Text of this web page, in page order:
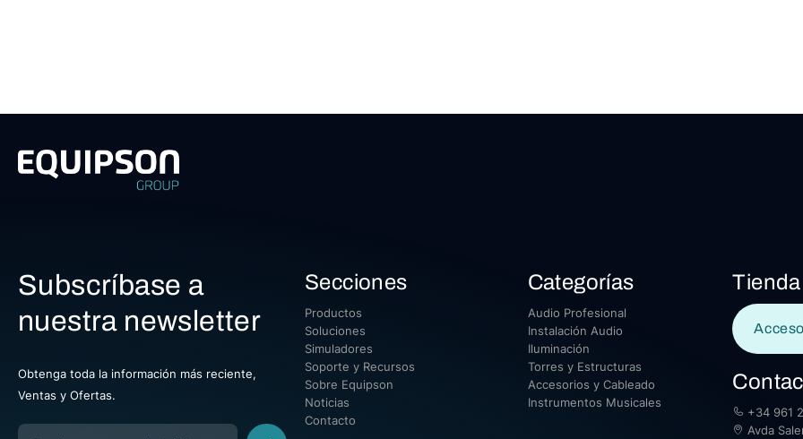
Subscríbase a
nuestra newsletter
Obtenga toda la información más reciente,
Ventas y Ofertas.
Secciones
Productos
Soluciones
Simuladores
Soporte y Recursos
Sobre Equipson
Noticias
Contacto
Categorías
Audio Profesional
Instalación Audio
Iluminación
Torres y Estructuras
Accesorios y Cableado
Instrumentos Musicales
Tienda
+34 961
Avda